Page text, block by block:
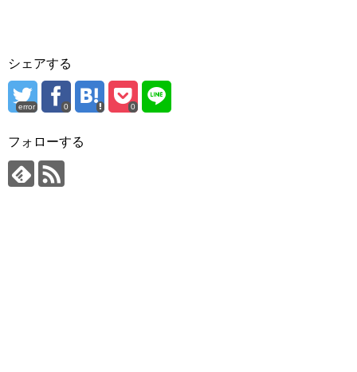
シェアする
error 0 0
フォローする